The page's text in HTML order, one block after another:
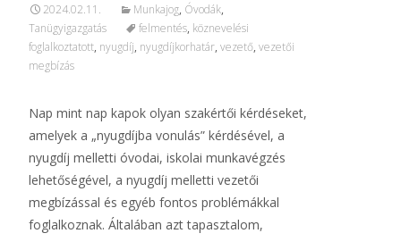
2024.02.11. Munkajog, Óvodák,
Tanügyigazgatás
felmentés, köznevelési
foglalkoztatott, nyugdíj, nyugdíjkorhatár, vezető, vezetői
megbízás
Nap mint nap kapok olyan szakértői kérdéseket,
amelyek a „nyugdíjba vonulás” kérdésével, a
nyugdíj melletti óvodai, iskolai munkavégzés
lehetőségével, a nyugdíj melletti vezetői
megbízással és egyéb fontos problémákkal
foglalkoznak. Általában azt tapasztalom,